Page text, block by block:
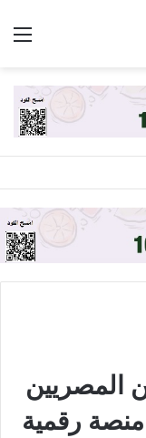
المصريين
منصة رقمية